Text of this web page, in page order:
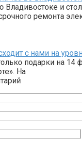
и
ремонта
с нами на
подарки на 14
На